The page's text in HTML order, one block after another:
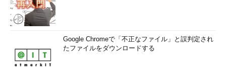
Google Chromeで「不正なファイル」と誤判定され
たファイルをダウンロードする